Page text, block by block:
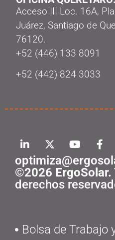
Acceso III Loc. 16A,
Juárez, Santiago de
76120.
‭+52 (446) 133 8091‬
+52 (442) 824 3033
©2026 ErgoSolar.
derechos
Bolsa de Trabajo